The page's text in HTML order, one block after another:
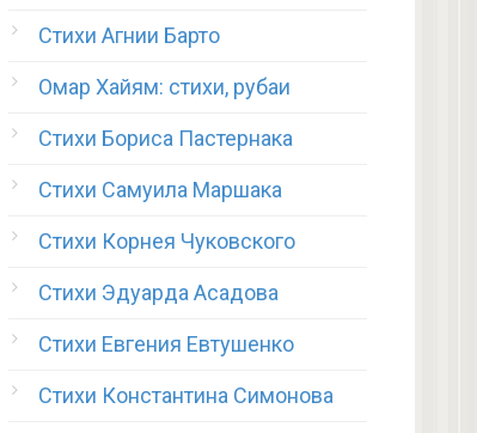
Стихи Агнии Барто
Омар Хайям: стихи, рубаи
Стихи Бориса Пастернака
Стихи Самуила Маршака
Стихи Корнея Чуковского
Стихи Эдуарда Асадова
Стихи Евгения Евтушенко
Стихи Константина Симонова